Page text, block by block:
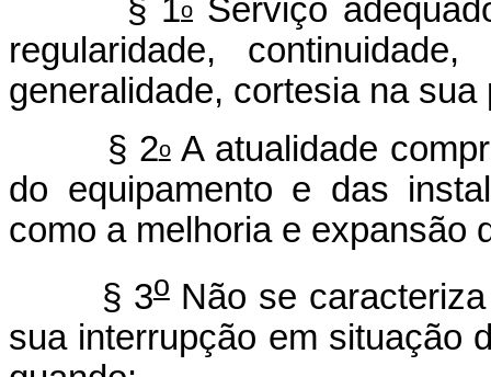
§ 1o
Serviço
regularidade,
generalidade, cortesia na
§ 2oA atualidade
do equipamento e das
como a melhoria e expansão
§ 3oNão se
sua interrupção em situação